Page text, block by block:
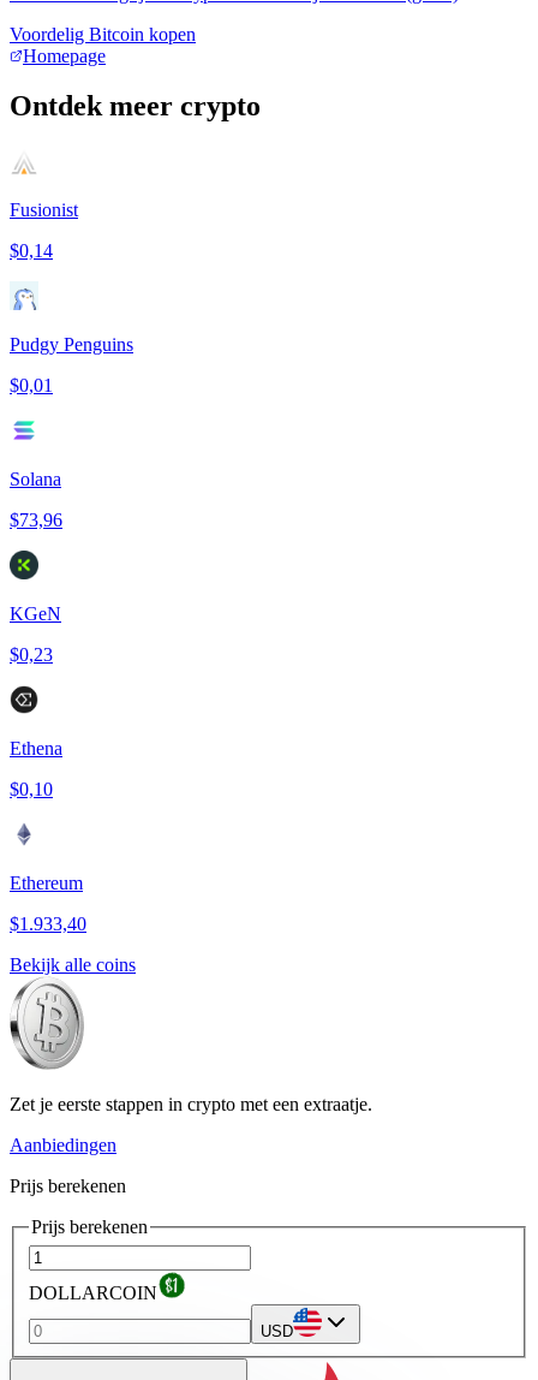
Voordelig Bitcoin kopen
Homepage
Ontdek meer crypto
Fusionist
$0,14
Pudgy Penguins
$0,01
Solana
$73,96
KGeN
$0,23
Ethena
$0,10
Ethereum
$1.933,40
Bekijk alle coins
Zet je eerste stappen in crypto met een extraatje.
Aanbiedingen
Prijs berekenen
Prijs berekenen
DOLLARCOIN
USD